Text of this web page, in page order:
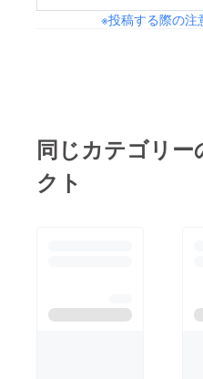
努めて参ります！
た、各リターンの準
プデートをしつつ
の方々に使っていた
き、レモンサワー
想いをたくさん話
ワーを飲みながら発
しようとしました
レモンサワー飲み
※投稿する際の注
同じカテゴリー
クト